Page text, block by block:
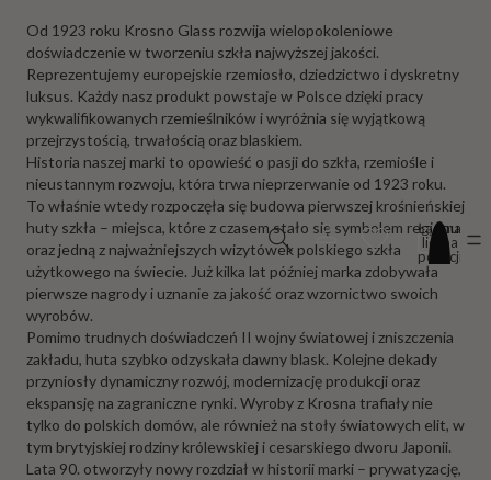
Łączna
liczba
pozycji
w
koszyku:
0
Od 1923 roku Krosno Glass rozwija wielopokoleniowe
doświadczenie w tworzeniu szkła najwyższej jakości.
Reprezentujemy europejskie rzemiosło, dziedzictwo i dyskretny
luksus. Każdy nasz produkt powstaje w Polsce dzięki pracy
wykwalifikowanych rzemieślników i wyróżnia się wyjątkową
przejrzystością, trwałością oraz blaskiem.
Historia naszej marki to opowieść o pasji do szkła, rzemiośle i
nieustannym rozwoju, która trwa nieprzerwanie od 1923 roku.
To właśnie wtedy rozpoczęła się budowa pierwszej krośnieńskiej
huty szkła – miejsca, które z czasem stało się symbolem regionu
oraz jedną z najważniejszych wizytówek polskiego szkła
użytkowego na świecie. Już kilka lat później marka zdobywała
pierwsze nagrody i uznanie za jakość oraz wzornictwo swoich
wyrobów.
Pomimo trudnych doświadczeń II wojny światowej i zniszczenia
zakładu, huta szybko odzyskała dawny blask. Kolejne dekady
przyniosły dynamiczny rozwój, modernizację produkcji oraz
ekspansję na zagraniczne rynki. Wyroby z Krosna trafiały nie
tylko do polskich domów, ale również na stoły światowych elit, w
tym brytyjskiej rodziny królewskiej i cesarskiego dworu Japonii.
Lata 90. otworzyły nowy rozdział w historii marki – prywatyzację,